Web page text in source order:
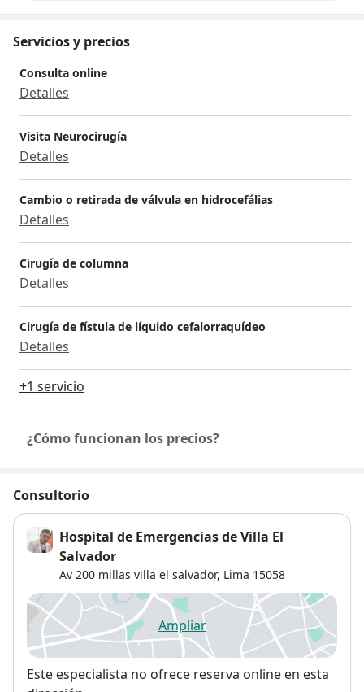
Servicios y precios
Consulta online
Detalles
Visita Neurocirugía
Detalles
Cambio o retirada de válvula en hidrocefálias
Detalles
Cirugía de columna
Detalles
Cirugía de fístula de líquido cefalorraquídeo
Detalles
+1 servicio
¿Cómo funcionan los precios?
Consultorio
Hospital de Emergencias de Villa El
Salvador
Av 200 millas villa el salvador, Lima 15058
Ampliarse abre en una nueva
Disponibilidad
Este especialista no ofrece reserva online en esta